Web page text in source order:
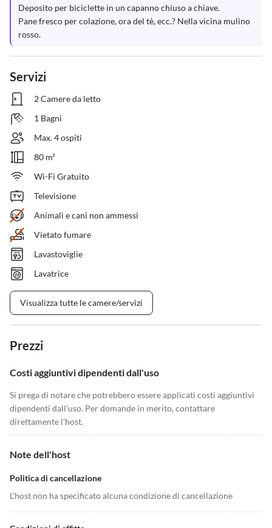
Deposito per biciclette in un capanno chiuso a chiave.
Pane fresco per colazione, ora del tè, ecc.? Nella vicina mulino
rosso.
Servizi
2 Camere da letto
1 Bagni
Max. 4 ospiti
80 m²
Wi-Fi Gratuito
Televisione
Animali e cani non ammessi
Vietato fumare
Lavastoviglie
Lavatrice
Visualizza tutte le camere/servizi
Prezzi
Costi aggiuntivi dipendenti dall'uso
Si prega di notare che potrebbero essere applicati costi aggiuntivi
dipendenti dall'uso. Per domande in merito, contattare
direttamente l'host.
Note dell'host
Politica di cancellazione
L'host non ha specificato alcuna condizione di cancellazione